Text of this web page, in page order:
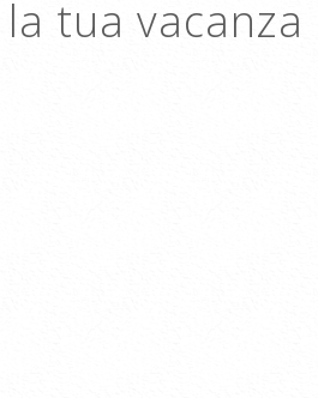
tua vacanza